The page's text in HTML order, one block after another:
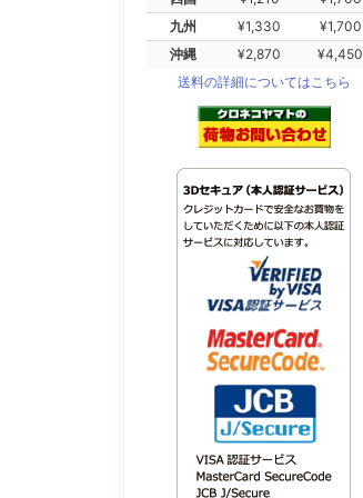
九州
¥1,330
¥1,700
沖縄
¥2,870
¥4,450
送料の詳細についてはこちら